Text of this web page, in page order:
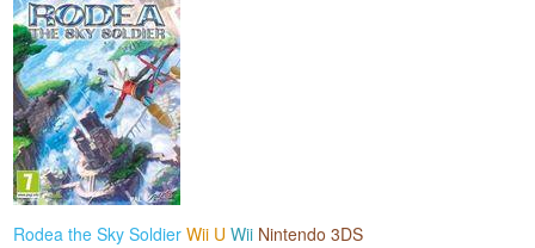
Rodea the Sky Soldier Wii U Wii Nintendo 3DS